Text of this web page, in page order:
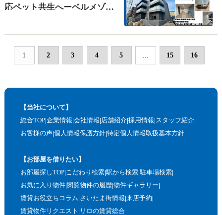
応ペット共生へーベルメゾン
1 2 3 4 5 ... 15 16
【当社について】
総合TOP 企業情報 会社情報 店舗紹介 採用情報 スタッフ紹介
お客様の声 個人情報保護方針 特定個人情報取扱基本方針
【お部屋を借りたい】
お部屋探しTOP こだわり検索 駅から検索 駐車場検索
お気に入り物件 閲覧物件の履歴 物件ギャラリー
賃貸お役立ちコラム さいたま街情報 来店予約
賃貸物件リクエスト リロの賃貸総合